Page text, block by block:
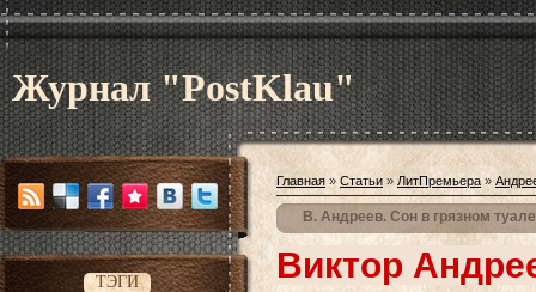
Журнал "PostKlau"
ТЭГИ
Главная » Статьи » ЛитПремьера »
В. Андреев. Сон в грязном
Виктор